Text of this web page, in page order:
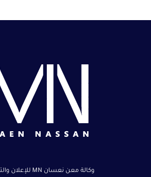
وكالة معن نعسان MN للإعلان والتسويق